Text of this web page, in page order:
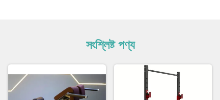
সংশ্লিষ্ট পণ্য